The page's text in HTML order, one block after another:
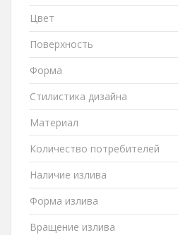
Цвет
Поверхность
Форма
Стилистика дизайна
Материал
Количество потребителей
Наличие излива
Форма излива
Вращение излива